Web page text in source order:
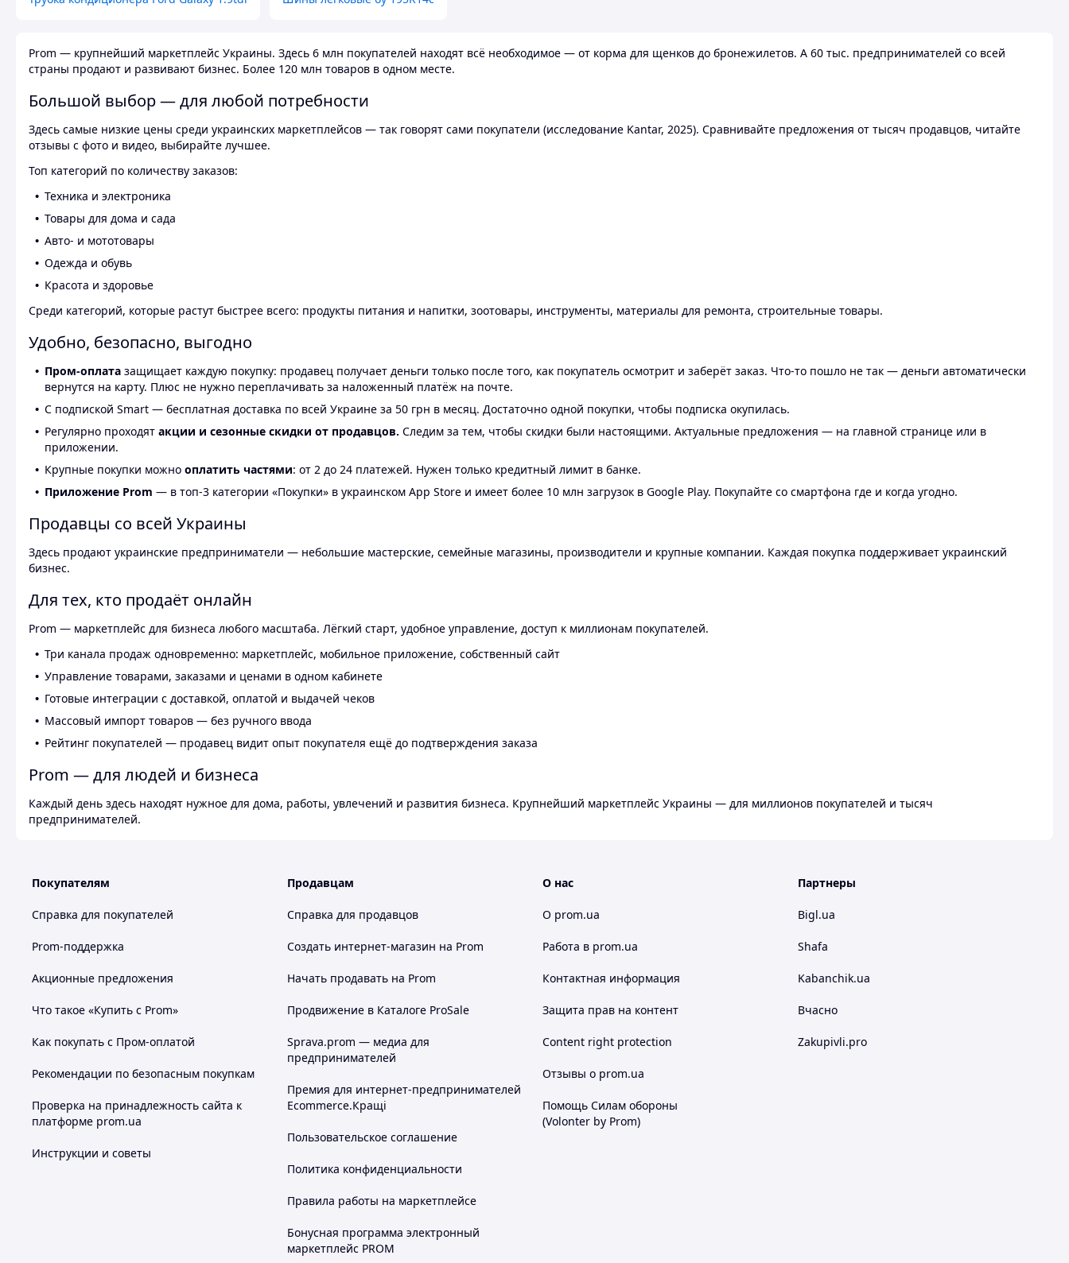
Prom — крупнейший маркетплейс Украины. Здесь 6 млн покупателей находят всё необходимое — от корма для щенков до бронежилетов. А 60 тыс. предпринимателей со всей
страны продают и развивают бизнес. Более 120 млн товаров в одном месте.
Большой выбор — для любой потребности
Здесь самые низкие цены среди украинских маркетплейсов — так говорят сами покупатели (исследование Kantar, 2025). Сравнивайте предложения от тысяч продавцов, читайте
отзывы с фото и видео, выбирайте лучшее.
Топ категорий по количеству заказов:
Техника и электроника
Товары для дома и сада
Авто- и мототовары
Одежда и обувь
Красота и здоровье
Среди категорий, которые растут быстрее всего: продукты питания и напитки, зоотовары, инструменты, материалы для ремонта, строительные товары.
Удобно, безопасно, выгодно
Пром-оплата защищает каждую покупку: продавец получает деньги только после того, как покупатель осмотрит и заберёт заказ. Что-то пошло не так — деньги автоматически
вернутся на карту. Плюс не нужно переплачивать за наложенный платёж на почте.
С подпиской Smart — бесплатная доставка по всей Украине за 50 грн в месяц. Достаточно одной покупки, чтобы подписка окупилась.
Регулярно проходят акции и сезонные скидки от продавцов. Следим за тем, чтобы скидки были настоящими. Актуальные предложения — на главной странице или в
приложении.
Крупные покупки можно оплатить частями: от 2 до 24 платежей. Нужен только кредитный лимит в банке.
Приложение Prom — в топ-3 категории «Покупки» в украинском App Store и имеет более 10 млн загрузок в Google Play. Покупайте со смартфона где и когда угодно.
Продавцы со всей Украины
Здесь продают украинские предприниматели — небольшие мастерские, семейные магазины, производители и крупные компании. Каждая покупка поддерживает украинский
бизнес.
Для тех, кто продаёт онлайн
Prom — маркетплейс для бизнеса любого масштаба. Лёгкий старт, удобное управление, доступ к миллионам покупателей.
Три канала продаж одновременно: маркетплейс, мобильное приложение, собственный сайт
Управление товарами, заказами и ценами в одном кабинете
Готовые интеграции с доставкой, оплатой и выдачей чеков
Массовый импорт товаров — без ручного ввода
Рейтинг покупателей — продавец видит опыт покупателя ещё до подтверждения заказа
Prom — для людей и бизнеса
Каждый день здесь находят нужное для дома, работы, увлечений и развития бизнеса. Крупнейший маркетплейс Украины — для миллионов покупателей и тысяч
предпринимателей.
Покупателям
Справка для покупателей
Prom-поддержка
Акционные предложения
Что такое «Купить с Prom»
Как покупать с Пром-оплатой
Рекомендации по безопасным покупкам
Проверка на принадлежность сайта к
платформе prom.ua
Инструкции и советы
Продавцам
Справка для продавцов
Создать интернет-магазин на Prom
Начать продавать на Prom
Продвижение в Каталоге ProSale
Sprava.prom — медиа для
предпринимателей
Премия для интернет-предпринимателей
Ecommerce.Кращі
Пользовательское соглашение
Политика конфиденциальности
Правила работы на маркетплейсе
Бонусная программа электронный
маркетплейс PROM
О нас
О prom.ua
Работа в prom.ua
Контактная информация
Защита прав на контент
Content right protection
Отзывы о prom.ua
Помощь Силам обороны
(Volonter by Prom)
Партнеры
Bigl.ua
Shafa
Kabanchik.ua
Вчасно
Zakupivli.pro